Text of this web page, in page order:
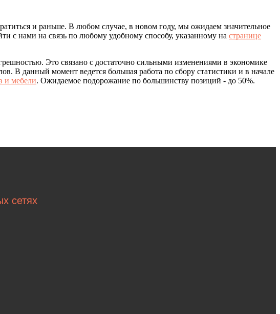
и раньше. В любом случае, в новом году, мы ожидаем значительное
с нами на связь по любому удобному способу, указанному на странице
Это связано с достаточно сильными изменениями в экономике
В данный момент ведется большая работа по сбору статистики и в начале
и мебели. Ожидаемое подорожание по большинству позиций - до 50%.
сетях